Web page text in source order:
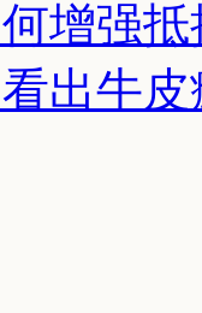
增强抵
出牛皮